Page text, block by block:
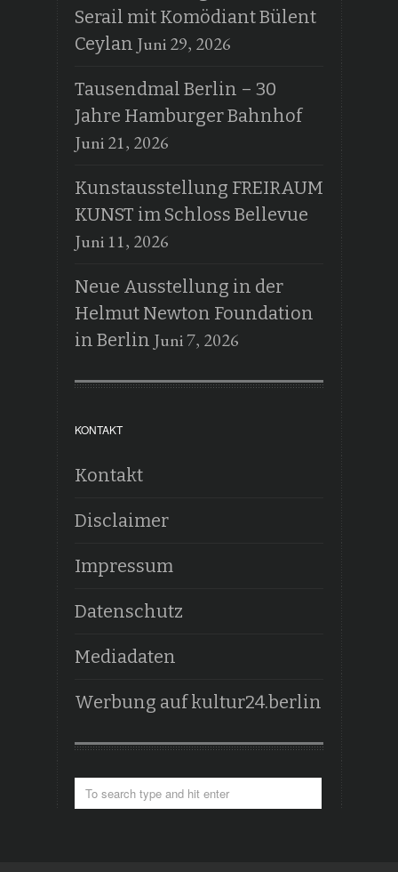
Serail mit Komödiant Bülent
Ceylan Juni 29, 2026
Tausendmal Berlin – 30
Jahre Hamburger Bahnhof
Juni 21, 2026
Kunstausstellung FREIRAUM
KUNST im Schloss Bellevue
Juni 11, 2026
Neue Ausstellung in der
Helmut Newton Foundation
in Berlin Juni 7, 2026
KONTAKT
Kontakt
Disclaimer
Impressum
Datenschutz
Mediadaten
Werbung auf kultur24.berlin